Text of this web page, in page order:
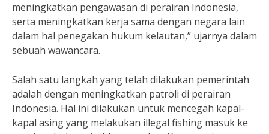
meningkatkan pengawasan di perairan Indonesia,
serta meningkatkan kerja sama dengan negara lain
dalam hal penegakan hukum kelautan,” ujarnya dalam
sebuah wawancara.
Salah satu langkah yang telah dilakukan pemerintah
adalah dengan meningkatkan patroli di perairan
Indonesia. Hal ini dilakukan untuk mencegah kapal-
kapal asing yang melakukan illegal fishing masuk ke